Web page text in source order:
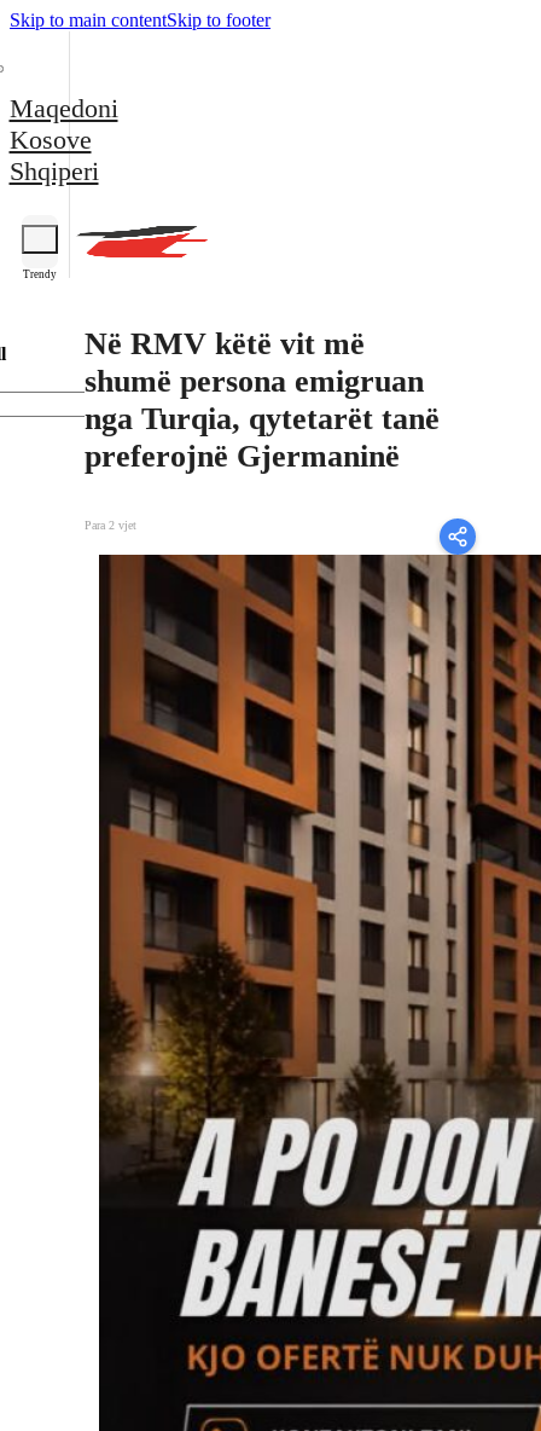
Skip to main contentSkip to footer
Maqedoni
Kosove
Shqiperi
Trendy
Në RMV këtë vit më
shumë persona emigruan
nga Turqia, qytetarët tanë
preferojnë Gjermaninë
Para 2 vjet